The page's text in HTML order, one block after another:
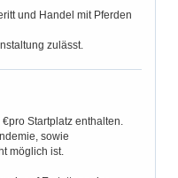
und Handel mit Pferden
zulässt.
Startplatz enthalten.
sowie
möglich ist.